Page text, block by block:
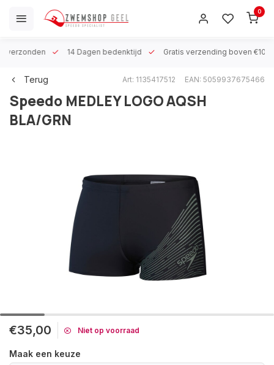
0
verzonden 14 Dagen bedenktijd Gratis verzending boven €100
Terug Art: 1135417512 EAN: 5059937675466
Speedo MEDLEY LOGO AQSH
BLA/GRN
€35,00 Niet op voorraad
Maak een keuze